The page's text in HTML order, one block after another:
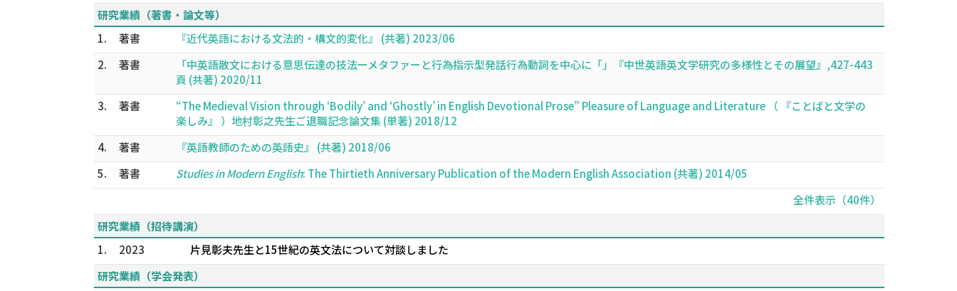
研究業績（著書・論文等）
1.
著書
『近代英語における文法的・構文的変化』 (共著) 2023/06
2.
著書
「中英語散文における意思伝達の技法ーメタファーと行為指示型発話行為動詞を中心に「」『中世英語英文学研究の多様性とその展望』,427-443
頁 (共著) 2020/11
3.
著書
“The Medieval Vision through ‘Bodily’ and ‘Ghostly’ in English Devotional Prose” Pleasure of Language and Literature （ 『ことばと文学の
楽しみ』 ）地村彰之先生ご退職記念論文集 (単著) 2018/12
4.
著書
『英語教師のための英語史』 (共著) 2018/06
5.
著書 Studies in Modern English: The Thirtieth Anniversary Publication of the Modern English Association (共著) 2014/05
全件表示（40件）
研究業績（招待講演）
1.
2023
片見彰夫先生と15世紀の英文法について対談しました
研究業績（学会発表）